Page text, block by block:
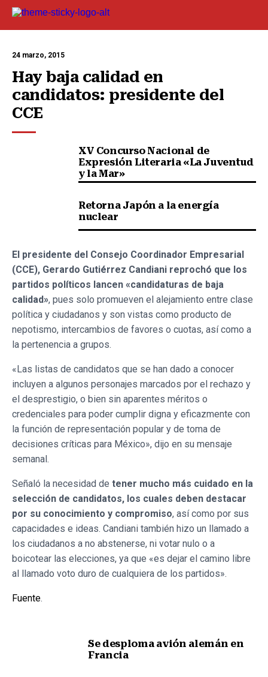
24 marzo, 2015
Hay baja calidad en
candidatos: presidente del
CCE
XV Concurso Nacional de
Expresión Literaria «La Juventud
y la Mar»
Retorna Japón a la energía
nuclear
El presidente del Consejo Coordinador Empresarial
(CCE), Gerardo Gutiérrez Candiani reprochó que los
partidos políticos lancen «candidaturas de baja
calidad», pues solo promueven el alejamiento entre clase
política y ciudadanos y son vistas como producto de
nepotismo, intercambios de favores o cuotas, así como a
la pertenencia a grupos.
«Las listas de candidatos que se han dado a conocer
incluyen a algunos personajes marcados por el rechazo y
el desprestigio, o bien sin aparentes méritos o
credenciales para poder cumplir digna y eficazmente con
la función de representación popular y de toma de
decisiones críticas para México», dijo en su mensaje
semanal.
Señaló la necesidad de tener mucho más cuidado en la
selección de candidatos, los cuales deben destacar
por su conocimiento y compromiso, así como por sus
capacidades e ideas. Candiani también hizo un llamado a
los ciudadanos a no abstenerse, ni votar nulo o a
boicotear las elecciones, ya que «es dejar el camino libre
al llamado voto duro de cualquiera de los partidos».
Fuente.
Se desploma avión alemán en
Francia